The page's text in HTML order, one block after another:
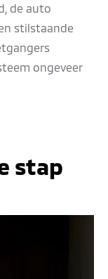
de auto
stilstaande
ongeveer
stap